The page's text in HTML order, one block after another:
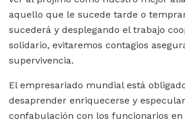
aquello que le sucede tarde o
sucederá y desplegando el trabajo
solidario, evitaremos contagios
supervivencia.
El empresariado mundial está
desaprender enriquecerse y
confabulación con los funcionarios en